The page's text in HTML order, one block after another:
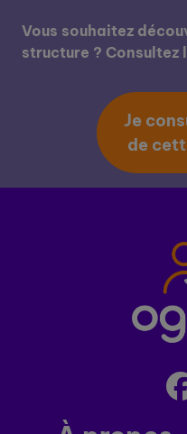
Vous souhaitez
structure ? Consultez
Je
de